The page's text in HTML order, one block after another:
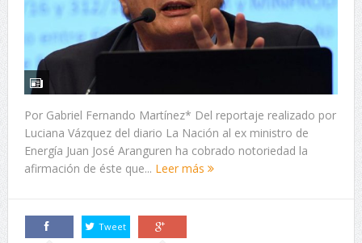
Por Gabriel Fernando Martínez* Del reportaje realizado por
Luciana Vázquez del diario La Nación al ex ministro de
Energía Juan José Aranguren ha cobrado notoriedad la
afirmación de éste que... Leer más
Tweet